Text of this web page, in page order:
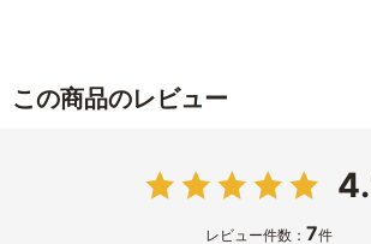
この商品のレビュー
レビュー件数： 7件